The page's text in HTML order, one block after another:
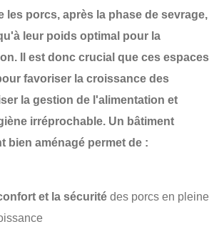
les porcs, après la phase de sevrage,
leur poids optimal pour la
Il est donc crucial que ces espaces
favoriser la croissance des
la gestion de l'alimentation et
irréprochable. Un bâtiment
bien aménagé permet de :
et la sécurité des porcs en pleine